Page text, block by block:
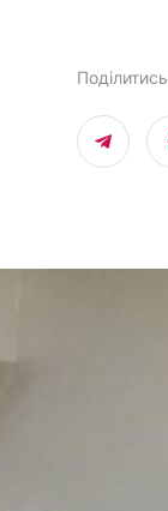
Поділитись